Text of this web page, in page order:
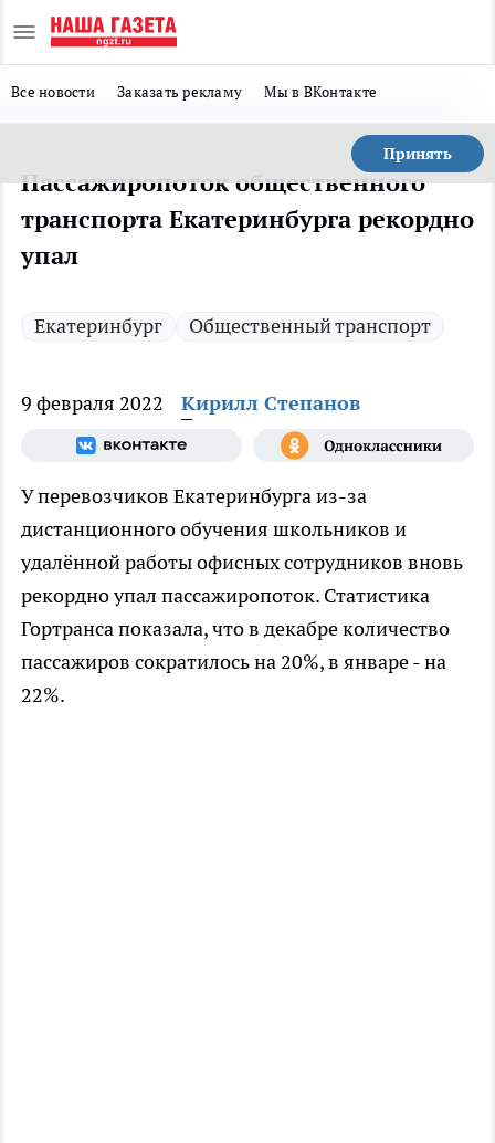
Все новости Заказать рекламу Мы в ВКонтакте
Принять
Пассажиропоток общественного
транспорта Екатеринбурга рекордно
упал
Екатеринбург Общественный транспорт
9 февраля 2022 Кирилл Степанов
У перевозчиков Екатеринбурга из-за
дистанционного обучения школьников и
удалённой работы офисных сотрудников вновь
рекордно упал пассажиропоток. Статистика
Гортранса показала, что в декабре количество
пассажиров сократилось на 20%, в январе - на
22%.